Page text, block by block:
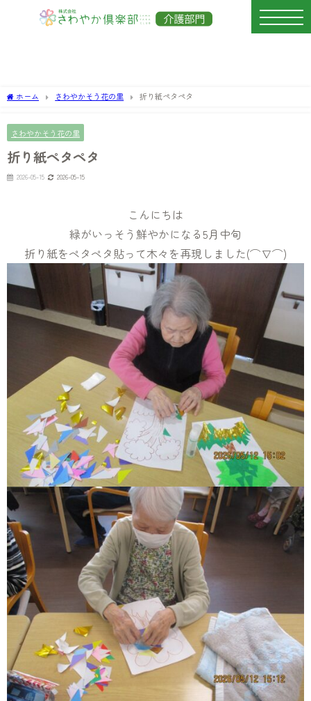
ホーム さわやかそう花の里 折り紙ペタペタ
さわやかそう花の里
折り紙ペタペタ
2026-05-15 2026-05-15
こんにちは
緑がいっそう鮮やかになる5月中旬
折り紙をペタペタ貼って木々を再現しました(⌒∇⌒)